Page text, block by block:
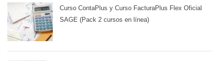
Curso ContaPlus y Curso FacturaPlus Flex Oficial
SAGE (Pack 2 cursos en línea)